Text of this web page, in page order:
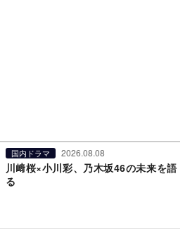
国内ドラマ 2026.08.08
川﨑桜×小川彩、乃木坂46の未来を語
る